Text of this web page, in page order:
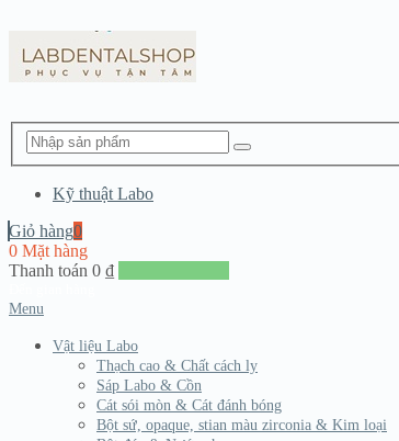
Kỹ thuật Labo
Giỏ hàng0
0 Mặt hàng
Thanh toán 0 ₫
Menu
Vật liệu Labo
Thạch cao & Chất cách ly
Sáp Labo & Cồn
Cát sói mòn & Cát đánh bóng
Bột sứ, opaque, stian màu zirconia & Kim loại